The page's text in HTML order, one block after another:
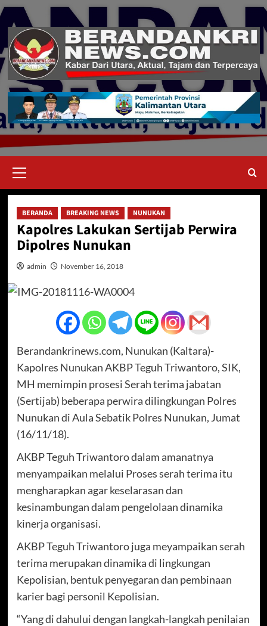
Skip
content
Menu
BERANDA BREAKING NEWS NUNUKAN
Kapolres Lakukan Sertijab Perwira
Dipolres Nunukan
admin November 16, 2018
Berandankrinews.com, Nunukan (Kaltara)-
Kapolres Nunukan AKBP Teguh Triwantoro, SIK,
MH memimpin prosesi Serah terima jabatan
(Sertijab) beberapa perwira dilingkungan Polres
Nunukan di Aula Sebatik Polres Nunukan, Jumat
(16/11/18).
AKBP Teguh Triwantoro dalam amanatnya
menyampaikan melalui Proses serah terima itu
mengharapkan agar keselarasan dan
kesinambungan dalam pengelolaan dinamika
kinerja organisasi.
AKBP Teguh Triwantoro juga meyampaikan serah
terima merupakan dinamika di lingkungan
Kepolisian, bentuk penyegaran dan pembinaan
karier bagi personil Kepolisian.
“Yang di dahului dengan langkah-langkah penilaian